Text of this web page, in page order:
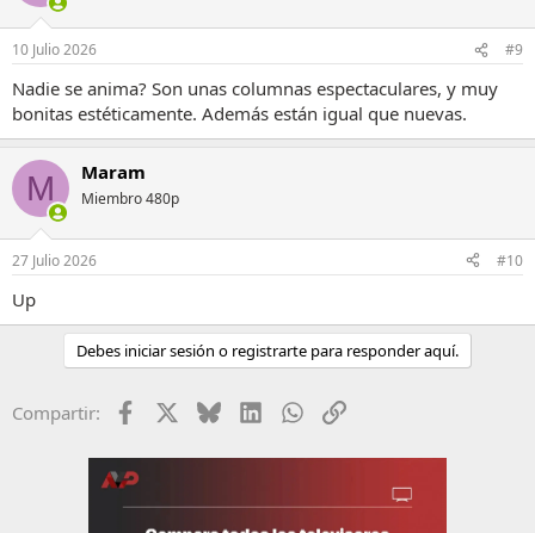
10 Julio 2026 #9
Nadie se anima? Son unas columnas espectaculares, y muy
bonitas estéticamente. Además están igual que nuevas.
M Maram
Miembro 480p
27 Julio 2026 #10
Up
Debes iniciar sesión o registrarte para responder aquí.
Compartir: Facebook BlueskyLinkedInWhatsApp
Enlace